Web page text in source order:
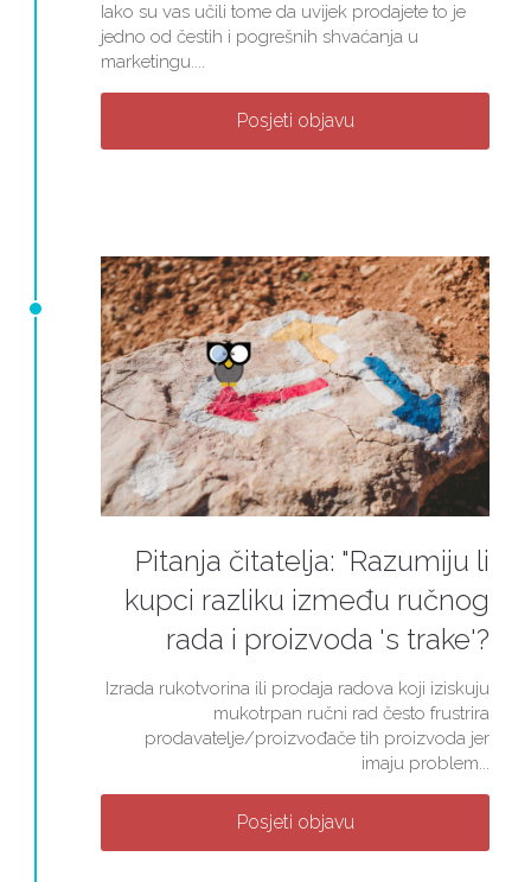
Iako su vas učili tome da uvijek prodajete to je
jedno od čestih i pogrešnih shvaćanja u
marketingu....
Posjeti objavu
Pitanja čitatelja: "Razumiju li
kupci razliku između ručnog
rada i proizvoda 's trake'?
Izrada rukotvorina ili prodaja radova koji iziskuju
mukotrpan ručni rad često frustrira
prodavatelje/proizvođače tih proizvoda jer
imaju problem...
Posjeti objavu